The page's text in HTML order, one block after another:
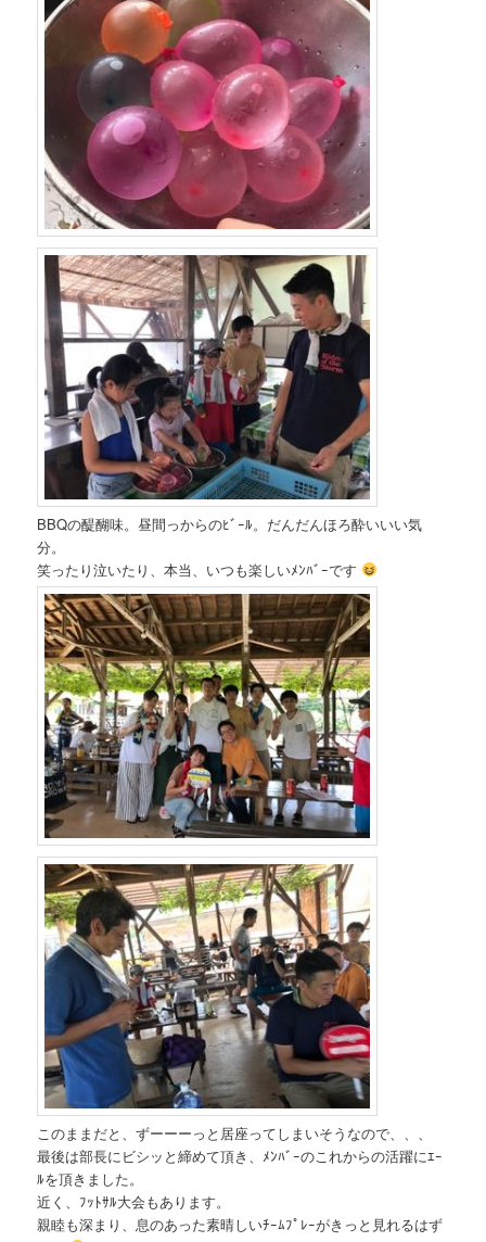
BBQの醍醐味。昼間っからのﾋﾞｰﾙ。だんだんほろ酔いいい気
分。
笑ったり泣いたり、本当、いつも楽しいﾒﾝﾊﾞｰです
このままだと、ずーーーっと居座ってしまいそうなので、、、
最後は部長にビシッと締めて頂き、ﾒﾝﾊﾞｰのこれからの活躍にｴｰ
ﾙを頂きました。
近く、ﾌｯﾄｻﾙ大会もあります。
親睦も深まり、息のあった素晴しいﾁｰﾑﾌﾟﾚｰがきっと見れるはず